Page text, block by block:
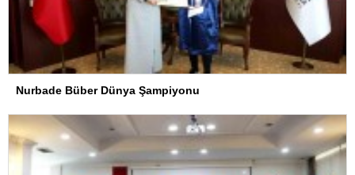
Nurbade Büber Dünya Şampiyonu